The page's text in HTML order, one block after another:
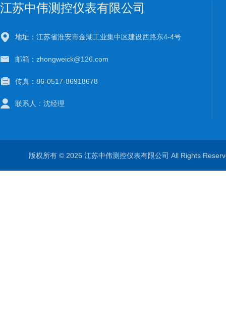
江苏中伟测控仪表有限公司
地址：江苏省淮安市金湖工业集中区建设西路东4-4号
邮箱：zhongweick@126.com
传真：86-0517-86918678
联系人：沈经理
版权所有 © 2026 江苏中伟测控仪表有限公司 All Rights